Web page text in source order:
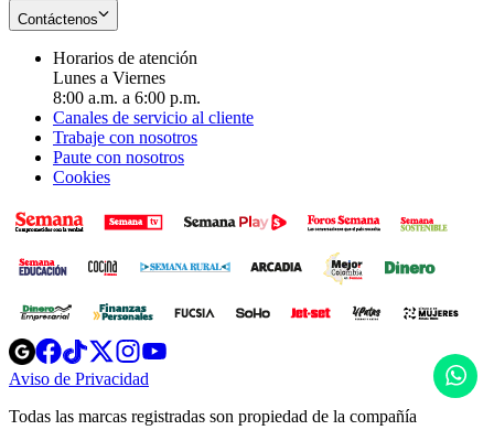
Contáctenos
Horarios de atención
Lunes a Viernes
8:00 a.m. a 6:00 p.m.
Canales de servicio al cliente
Trabaje con nosotros
Paute con nosotros
Cookies
Opens
in
new
Opens
in
new
Opens
in
new
window
Opens
new
windowwindow
Aviso de Privacidad
new
Todas las marcas registradas son propiedad de la compañía